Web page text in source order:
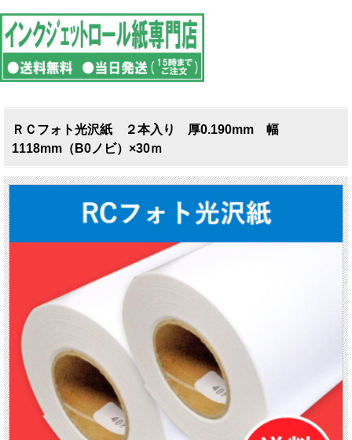
ＲＣフォト光沢紙 ２本入り 厚0.190mm 幅
1118mm（B0ノビ）×30ｍ